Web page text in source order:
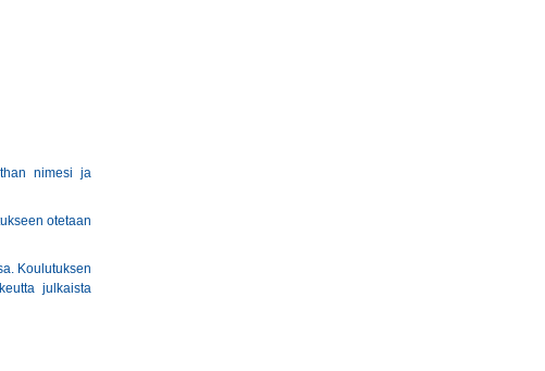
nimesi ja
otetaan
Koulutuksen
julkaista